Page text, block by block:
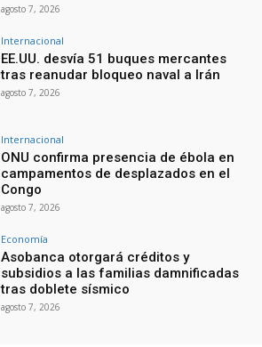
agosto 7, 2026
Internacional
EE.UU. desvía 51 buques mercantes
tras reanudar bloqueo naval a Irán
agosto 7, 2026
Internacional
ONU confirma presencia de ébola en
campamentos de desplazados en el
Congo
agosto 7, 2026
Economía
Asobanca otorgará créditos y
subsidios a las familias damnificadas
tras doblete sísmico
agosto 7, 2026